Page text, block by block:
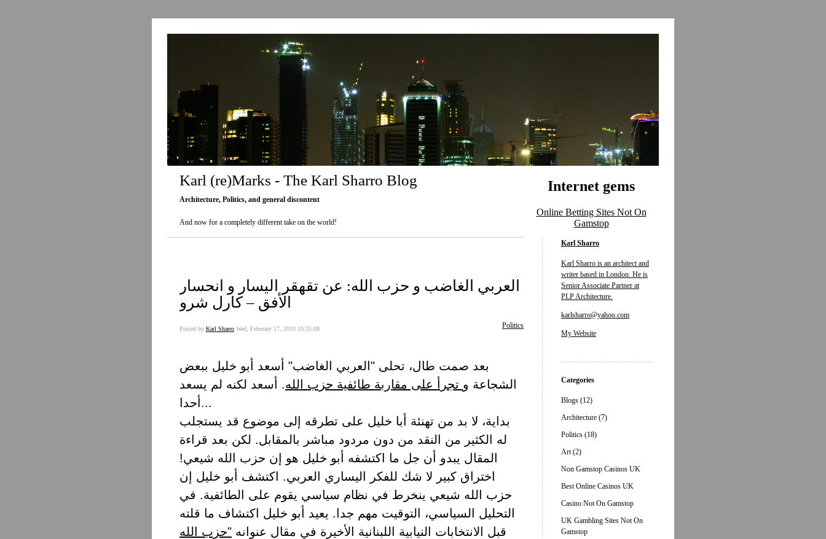
Karl (re)Marks - The Karl Sharro Blog
Architecture, Politics, and general discontent
And now for a completely different take on the world!
العربي الغاضب و حزب الله: عن تقهقر اليسار و انحسار
الأفق – كارل شرو
Politics
Posted by Karl Sharro Wed, February 17, 2010 10:25:08
بعد صمت طال، تحلى "العربي الغاضب" أسعد أبو خليل ببعض
الشجاعة و تجرأ على مقاربة طائفية حزب الله. أسعد لكنه لم يسعد
أحدا...
بداية، لا بد من تهنئة أبا خليل على تطرقه إلى موضوع قد يستجلب
له الكثير من النقد من دون مردود مباشر بالمقابل. لكن بعد قراءة
المقال يبدو أن جل ما اكتشفه أبو خليل هو إن حزب الله شيعي!
اختراق كبير لا شك للفكر اليساري العربي. اكتشف أبو خليل إن
حزب الله شيعي ينخرط في نظام سياسي يقوم على الطائفية. في
التحليل السياسي، التوقيت مهم جدا. يعيد أبو خليل اكتشاف ما قلته
قبل الانتخابات النيابية اللبنانية الأخيرة في مقال عنوانه "حزب الله
Karl Sharro
Karl Sharro is an architect and
writer based in London. He is
Senior Associate Partner at
PLP Architecture.
karlsharro@yahoo.com
My Website
Categories
Blogs (12)
Architecture (7)
Politics (18)
Art (2)
Non Gamstop Casinos UK
Best Online Casinos UK
Casino Not On Gamstop
UK Gambling Sites Not On
Gamstop
Internet gems
Online Betting Sites Not On
Gamstop